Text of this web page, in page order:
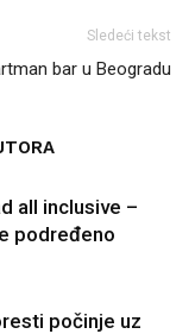
Sledeći tekst
bar u Beogradu
all inclusive –
podređeno
počinje uz